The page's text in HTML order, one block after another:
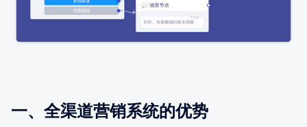
一、全渠道营销系统的优势